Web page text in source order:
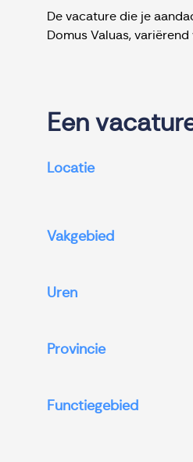
De vacature die je
Domus Valuas,
Een
Locatie
Vakgebied
Uren
Provincie
Functiegebied